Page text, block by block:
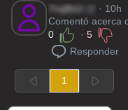
7nqBzU
· 10h
Comentó acerca
0
·5
Responder
1